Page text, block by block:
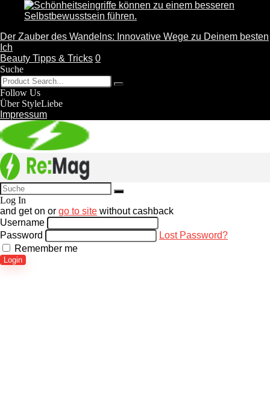
Der Zauber des Wandelns: Innovative Wege zu Deinem besten
Ich
Beauty Tipps & Tricks 0
Suche
Follow Us
Über StyleLiebe
Impressum
Log In
and geton or go to site without cashback
Username
Password
Lost Password?
Remember me
Login